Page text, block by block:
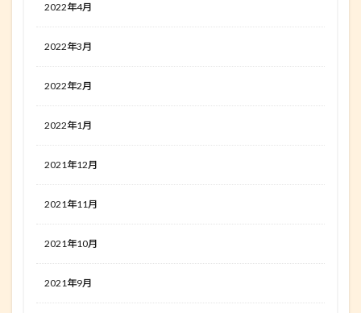
2022年4月
2022年3月
2022年2月
2022年1月
2021年12月
2021年11月
2021年10月
2021年9月